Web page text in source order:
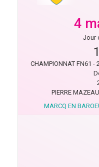
4
Jour
CHAMPIONNAT FN61
PIERRE
MARCQ EN